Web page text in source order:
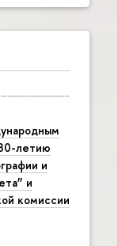
летию
и
и
комиссии